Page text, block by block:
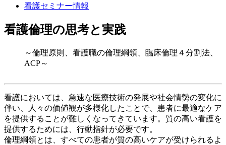
看護セミナー情報
看護倫理の思考と実践
～倫理原則、看護職の倫理綱領、臨床倫理４分割法、
ACP～
看護においては、急速な医療技術の発展や社会情勢の変化に
伴い、人々の価値観が多様化したことで、患者に最適なケア
を提供することが難しくなってきています。質の高い看護を
提供するためには、行動指針が必要です。
倫理綱領とは、すべての患者が質の高いケアが受けられるよ